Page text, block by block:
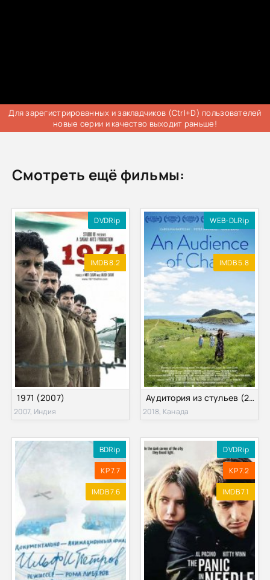
Для зарегистрированных и закладчиков (Ctrl+D) пользователей
новые серии и качество выходит раньше!
Смотреть ещё фильмы:
DVDRip
IMDB 8.2
1971 (2007)
2007, Индия
WEB-DLRip
IMDB 5.8
Аудитория из стульев (2018)
2018, Канада
BDRip
KP 7.7
IMDB 7.6
DVDRip
KP 7.2
IMDB 7.1